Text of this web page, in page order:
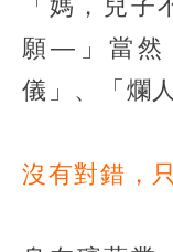
「媽，兒
願—」當然
儀」、「爛
沒有對錯，